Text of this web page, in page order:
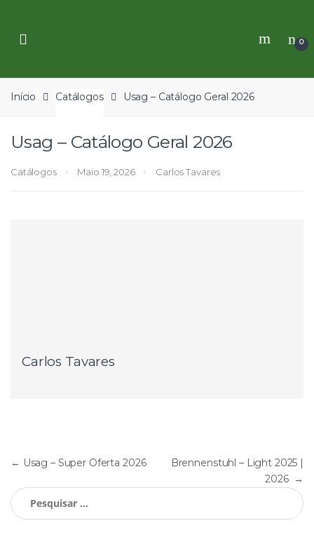
navigation
content
0
Início Catálogos Usag – Catálogo Geral 2026
Usag – Catálogo Geral 2026
Catálogos Maio 19, 2026 Carlos Tavares
Carlos Tavares
Navegação
de
artigos
← Usag – Super Oferta 2026
Brennenstuhl – Light 2025 |
2026 →
Pesquisar
por: